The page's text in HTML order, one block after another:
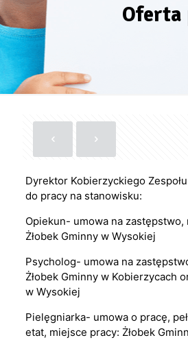
Oferta
Dyrektor Kobierzyckiego
do pracy na stanowisku:
Opiekun- umowa na zastępstwo,
Żłobek Gminny w Wysokiej
Psycholog- umowa na
Żłobek Gminny w Kobierzycach
w Wysokiej
Pielęgniarka- umowa o pracę,
etat, miejsce pracy: Żłobek